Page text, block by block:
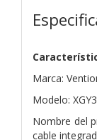
Marca:
Modelo:
Nombre del
cable